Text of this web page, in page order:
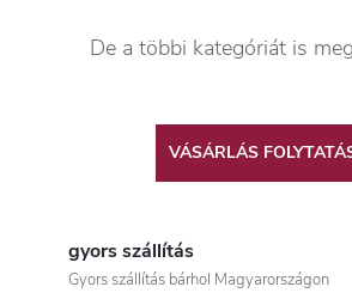
De a többi kategóriát is
VÁSÁRLÁS
gyors szállítás
Gyors szállítás bárhol Magyarországon